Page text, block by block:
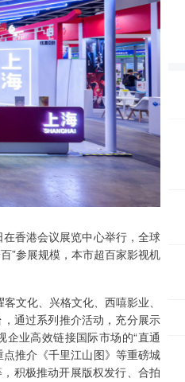
香港会议展览中心举行，全球
”参展规模，本市超百家影视机
文化、兴格文化、西嘻影业、
通过系列推介活动，充分展示
业高效链接国际市场的“直通
推介《千里江山图》等重磅城
积极推动开展版权发行、合拍